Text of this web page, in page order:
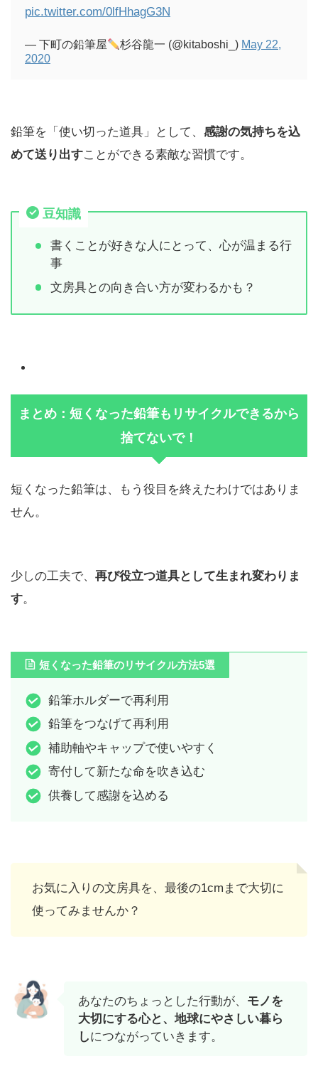
pic.twitter.com/0lfHhagG3N
— 下町の鉛筆屋 杉谷龍一 (@kitaboshi_) May 22,
2020
鉛筆を「使い切った道具」として、 感謝の気持ちを込
めて送り出すことができる素敵な習慣です。
豆知識
書くことが好きな人にとって、心が温まる行
事
文房具との向き合い方が変わるかも？
まとめ：短くなった鉛筆もリサイクルできるから
捨てないで！
短くなった鉛筆は、もう役目を終えたわけではありま
せん。
少しの工夫で、 再び役立つ道具として生まれ変わりま
す。
短くなった鉛筆のリサイクル方法5選
鉛筆ホルダーで再利用
鉛筆をつなげて再利用
補助軸やキャップで使いやすく
寄付して新たな命を吹き込む
供養して感謝を込める
お気に入りの文房具を、最後の1cmまで大切に
使ってみませんか？
あなたのちょっとした行動が、 モノを
大切にする心と、地球にやさしい暮ら
しにつながっていきます。